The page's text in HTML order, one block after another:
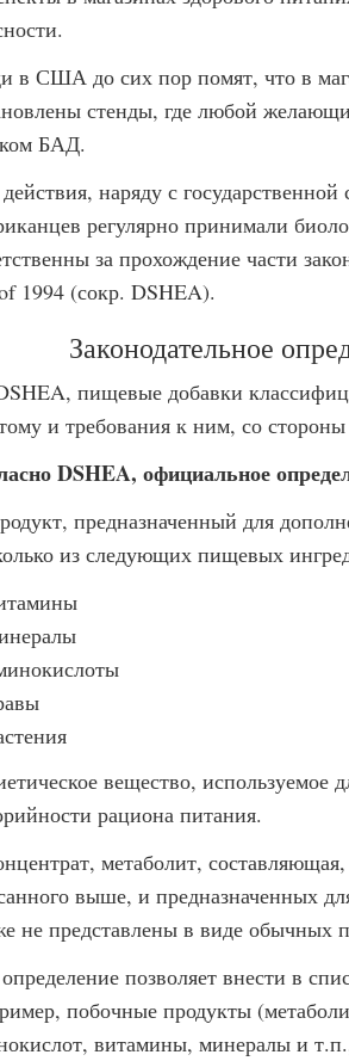
в США до сих пор помят, что в
стенды, где любой
БАД.
наряду с
регулярно принимали
за прохождение части
1994 (сокр. DSHEA).
Законодательное
пищевые добавки
и требования к ним, со
DSHEA, официальное
предназначенный для
из следующих пищевых
вещество, используемое
рациона питания.
метаболит,
выше, и предназначенных
не представлены в виде обычных
позволяет внести в
побочные продукты
витамины, минералы и